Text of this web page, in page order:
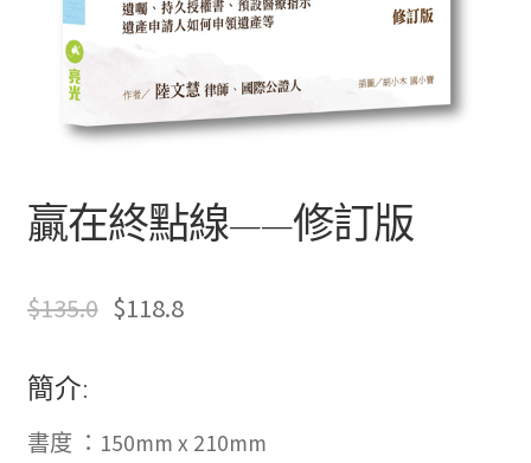
贏在終點線——修訂版
$135.0 $118.8
簡介:
書度 ：150mm x 210mm